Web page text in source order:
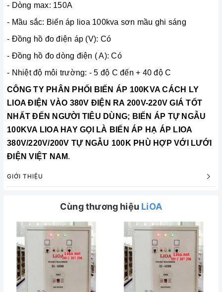
- Dòng max: 150A
- Mầu sắc: Biến áp lioa 100kva sơn mầu ghi sáng
- Đồng hồ đo điện áp (V): Có
- Đồng hồ đo dòng điện ( A): Có
- Nhiệt độ môi trường: - 5 độ C đến + 40 độ C
CÔNG TY PHÂN PHỐI
BIẾN ÁP 100KVA CÁCH LY
LIOA ĐIỆN VÀO 380V ĐIỆN RA 200V-220V GIÁ TỐT
NHẤT ĐẾN NGƯỜI TIÊU DÙNG; BIẾN ÁP TỰ NGẪU
100KVA LIOA HAY GỌI LÀ BIẾN ÁP HẠ ÁP LIOA
380V/220V/200V TỰ NGẪU 100K PHÙ HỢP VỚI LƯỚI
ĐIỆN VIỆT NAM.
GIỚI THIỆU
Cùng thương hiệu LiOA